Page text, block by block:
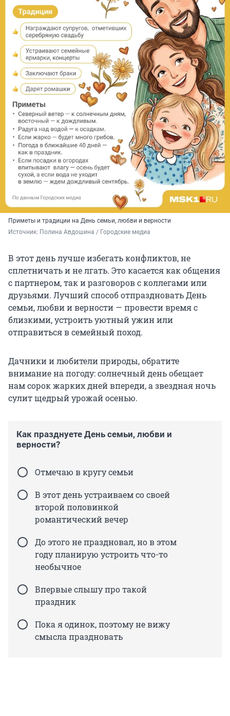
Приметы и традиции на День семьи, любви и верности
Источник: Полина Авдошина / Городские медиа
В этот день лучше избегать конфликтов, не
сплетничать и не лгать. Это касается как общения
с партнером, так и разговоров с коллегами или
друзьями. Лучший способ отпраздновать День
семьи, любви и верности — провести время с
близкими, устроить уютный ужин или
отправиться в семейный поход.
Дачники и любители природы, обратите
внимание на погоду: солнечный день обещает
нам сорок жарких дней впереди, а звездная ночь
сулит щедрый урожай осенью.
Как празднуете День семьи, любви и
верности?
Отмечаю в кругу семьи
В этот день устраиваем со своей
второй половинкой
романтический вечер
До этого не праздновал, но в этом
году планирую устроить что-то
необычное
Впервые слышу про такой
праздник
Пока я одинок, поэтому не вижу
смысла праздновать